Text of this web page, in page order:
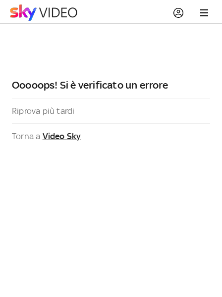
Ooooops! Si è verificato un errore
Riprova più tardi
Torna a Video Sky